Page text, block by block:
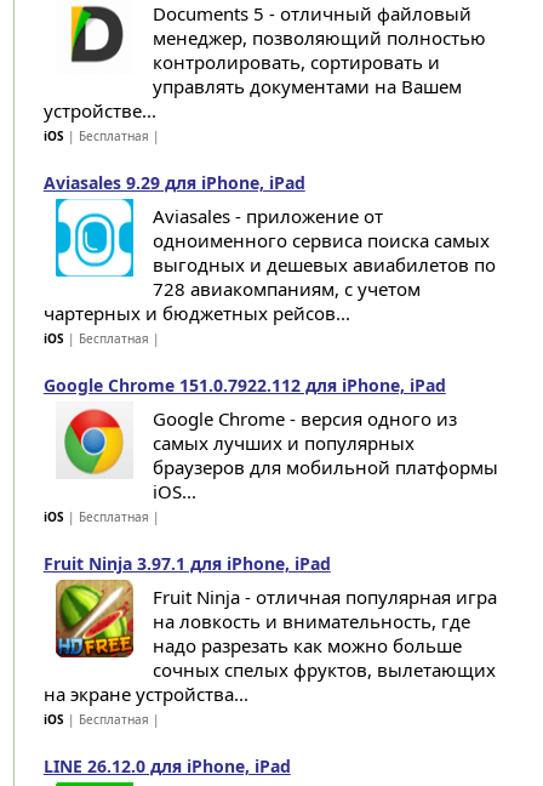
Documents 5 - отличный файловый
менеджер, позволяющий полностью
контролировать, сортировать и
управлять документами на Вашем
устройстве...
iOS | Бесплатная |
Aviasales 9.29 для iPhone, iPad
Aviasales - приложение от
одноименного сервиса поиска самых
выгодных и дешевых авиабилетов по
728 авиакомпаниям, с учетом
чартерных и бюджетных рейсов...
iOS | Бесплатная |
Google Chrome 151.0.7922.112 для iPhone, iPad
Google Chrome - версия одного из
самых лучших и популярных
браузеров для мобильной платформы
iOS...
iOS | Бесплатная |
Fruit Ninja 3.97.1 для iPhone, iPad
Fruit Ninja - отличная популярная игра
на ловкость и внимательность, где
надо разрезать как можно больше
сочных спелых фруктов, вылетающих
на экране устройства...
iOS | Бесплатная |
LINE 26.12.0 для iPhone, iPad